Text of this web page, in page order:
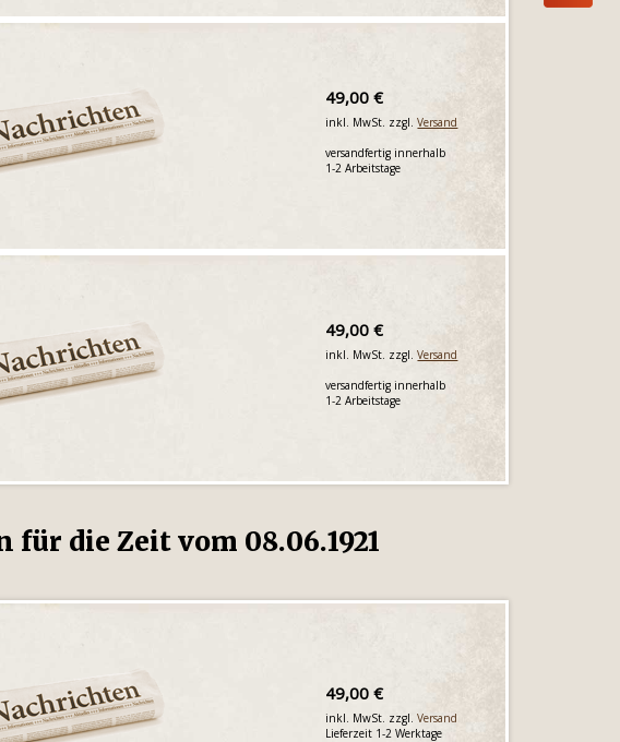
49,00 €
inkl. MwSt. zzgl.Versand
versandfertig innerhalb
1-2 Arbeitstage
49,00 €
inkl. MwSt. zzgl.Versand
versandfertig innerhalb
1-2 Arbeitstage
die Zeit vom 08.06.1921
49,00 €
inkl. MwSt. zzgl.Versand
Lieferzeit 1-2 Werktage